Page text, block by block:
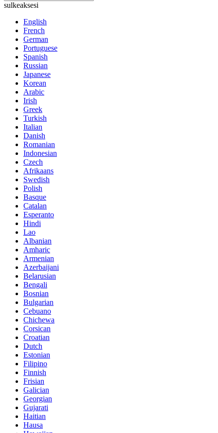
sulkeaksesi
English
French
German
Portuguese
Spanish
Russian
Japanese
Korean
Arabic
Irish
Greek
Turkish
Italian
Danish
Romanian
Indonesian
Czech
Afrikaans
Swedish
Polish
Basque
Catalan
Esperanto
Hindi
Lao
Albanian
Amharic
Armenian
Azerbaijani
Belarusian
Bengali
Bosnian
Bulgarian
Cebuano
Chichewa
Corsican
Croatian
Dutch
Estonian
Filipino
Finnish
Frisian
Galician
Georgian
Gujarati
Haitian
Hausa